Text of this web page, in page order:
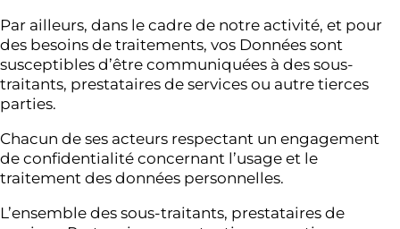
Par ailleurs, dans le cadre de notre activité, et pour
des besoins de traitements, vos Données sont
susceptibles d’être communiquées à des sous-
traitants, prestataires de services ou autre tierces
parties.
Chacun de ses acteurs respectant un engagement
de confidentialité concernant l’usage et le
traitement des données personnelles.
L’ensemble des sous-traitants, prestataires de